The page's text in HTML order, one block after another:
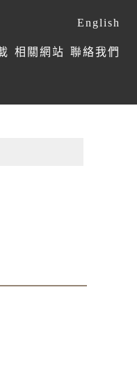
相關網站 聯絡我們
English